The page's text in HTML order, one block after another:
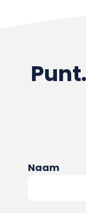
Naam